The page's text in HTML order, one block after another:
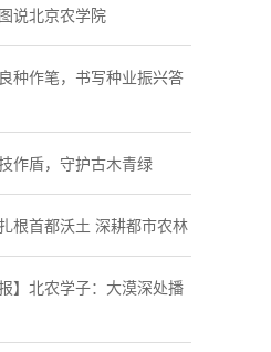
说北京农学院
种作笔，书写种业振兴答
作盾，守护古木青绿
根首都沃土 深耕都市农林
】北农学子：大漠深处播